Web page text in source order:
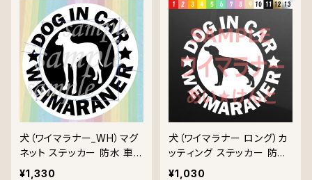
犬（ワイマラナー_WH）マグ
ネット ステッカー 防水 車
用
¥1,330
犬（ワイマラナー ロング）カ
ッティング ステッカー 防水
車用
¥1,030